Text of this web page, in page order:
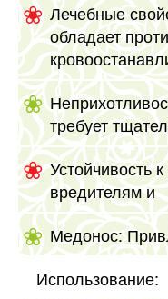
Лечебные
обладает
требует
Устойчивость
вредителям и
Медонос:
Использование: